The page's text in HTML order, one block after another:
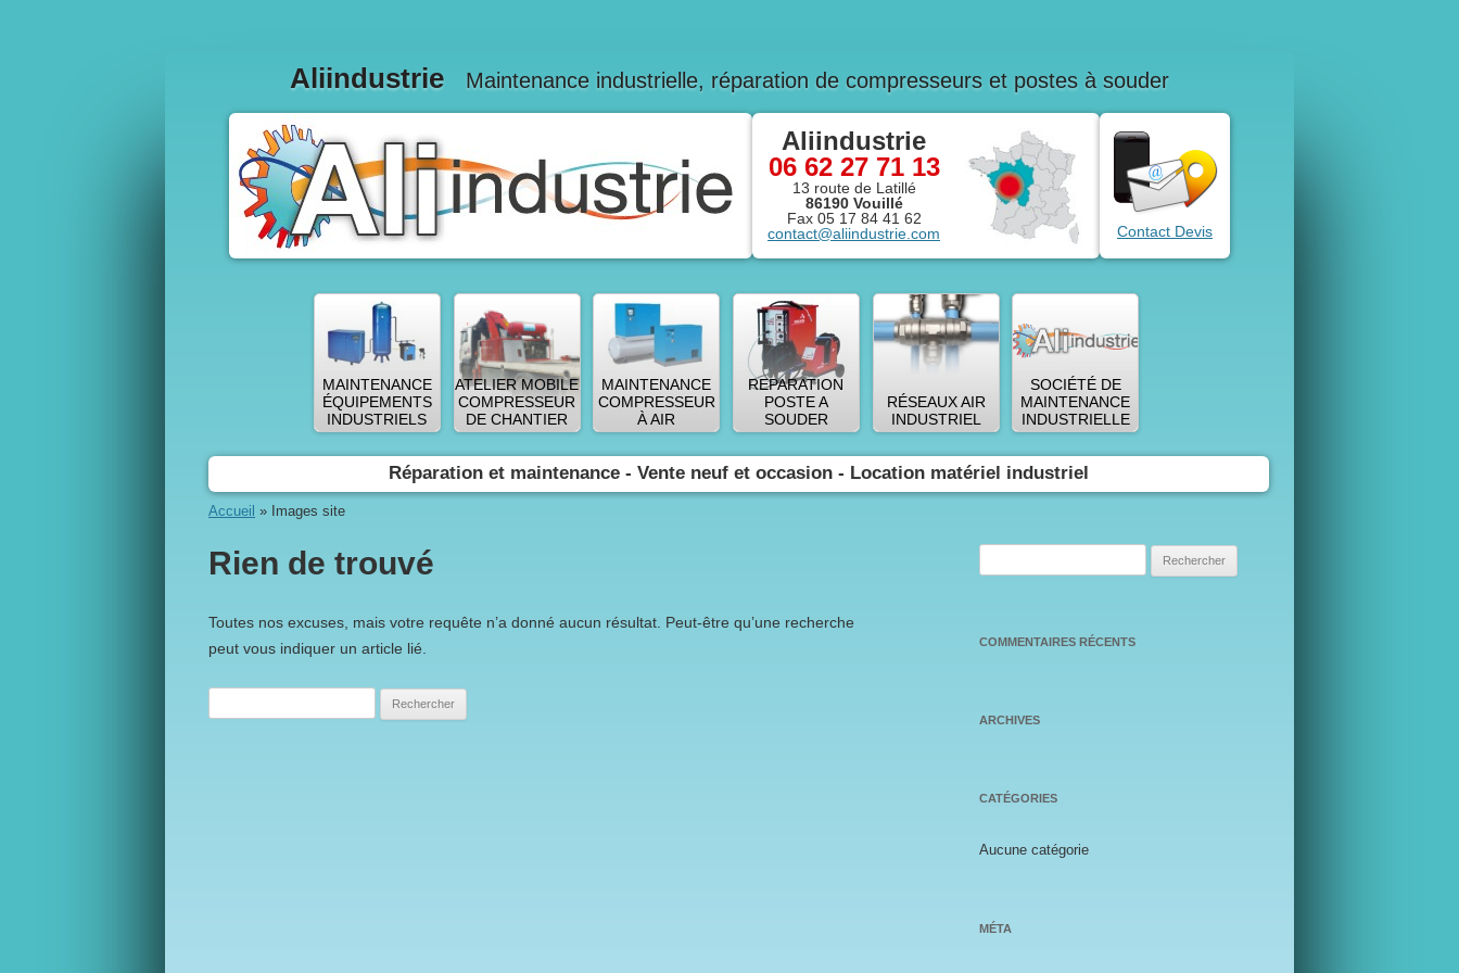
Aliindustrie maintenance industrielle, réparation de compresseurs et postes à souder
Aliindustrie
06 62 27 71 13
13 route de Latillé
86190 Vouillé
Fax 05 17 84 41 62
contact@aliindustrie.com
Contact Devis
Aller au contenu
MAINTENANCE
ÉQUIPEMENTS
INDUSTRIELS
ATELIER MOBILE
COMPRESSEUR
DE CHANTIER
MAINTENANCE
COMPRESSEUR
À AIR
REPARATION
POSTE A
SOUDER
RÉSEAUX AIR
INDUSTRIEL
SOCIÉTÉ DE
MAINTENANCE
INDUSTRIELLE
Réparation et maintenance - Vente neuf et occasion - Location matériel industriel
Accueil » Images site
Rien de trouvé
Toutes nos excuses, mais votre requête n’a donné aucun résultat. Peut-être qu’une recherche
peut vous indiquer un article lié.
COMMENTAIRES RÉCENTS
ARCHIVES
CATÉGORIES
Aucune catégorie
MÉTA